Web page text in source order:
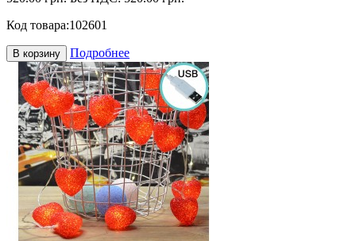
Код товара:102601
В корзину Подробнее